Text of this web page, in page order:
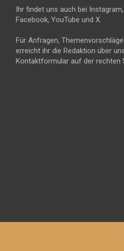
Ihr findet uns auch bei
Facebook, YouTube und X.
Für Anfragen,
erreicht ihr die Redaktion über
Kontaktformular auf der rechten